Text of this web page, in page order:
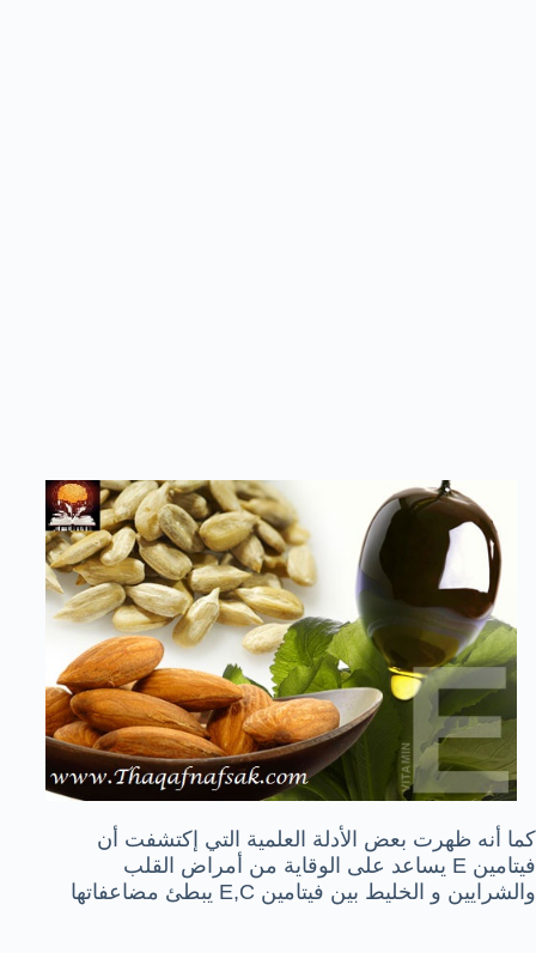
كما أنه ظهرت بعض الأدلة العلمية التي إكتشفت أن
فيتامين E يساعد على الوقاية من أمراض القلب
والشرايين و الخليط بين فيتامين E,C يبطئ مضاعفاتها